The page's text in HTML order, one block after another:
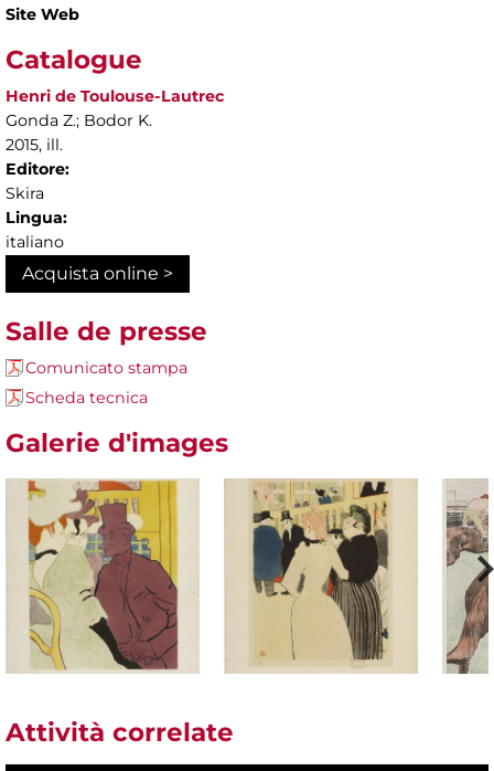
Site Web
Catalogue
Henri de Toulouse-Lautrec
Gonda Z.; Bodor K.
2015, ill.
Editore:
Skira
Lingua:
italiano
Acquista online >
Salle de presse
Comunicato stampa
Scheda tecnica
Galerie d'images
Attività correlate